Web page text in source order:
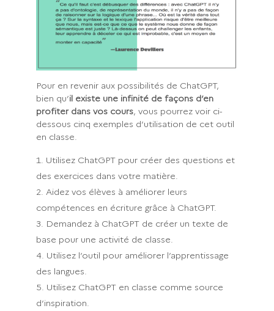
Pour en revenir aux possibilités de ChatGPT,
bien qu’il existe une infinité de façons d’en
profiter dans vos cours, vous pourrez voir ci-
dessous cinq exemples d’utilisation de cet outil
en classe.
Utilisez ChatGPT pour créer des questions et
des exercices dans votre matière.
Aidez vos élèves à améliorer leurs
compétences en écriture grâce à ChatGPT.
Demandez à ChatGPT de créer un texte de
base pour une activité de classe.
Utilisez l’outil pour améliorer l’apprentissage
des langues.
Utilisez ChatGPT en classe comme source
d’inspiration.